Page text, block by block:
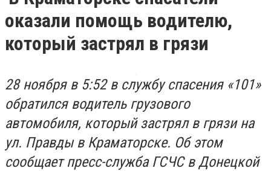
оказали помощь водителю,
который застрял в грязи
28 ноября в 5:52 в службу спасения «101»
обратился водитель грузового
автомобиля, который застрял в грязи на
ул. Правды в Краматорске. Об этом
сообщает пресс-служба ГСЧС в Донецкой